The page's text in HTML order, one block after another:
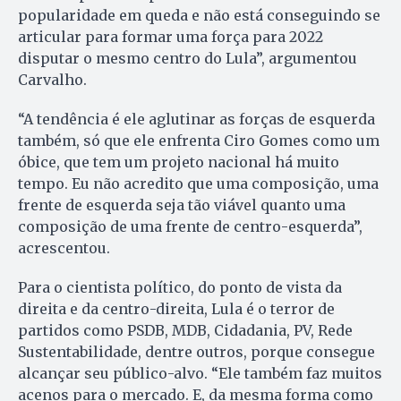
popularidade em queda e não está conseguindo se
articular para formar uma força para 2022
disputar o mesmo centro do Lula”, argumentou
Carvalho.
“A tendência é ele aglutinar as forças de esquerda
também, só que ele enfrenta Ciro Gomes como um
óbice, que tem um projeto nacional há muito
tempo. Eu não acredito que uma composição, uma
frente de esquerda seja tão viável quanto uma
composição de uma frente de centro-esquerda”,
acrescentou.
Para o cientista político, do ponto de vista da
direita e da centro-direita, Lula é o terror de
partidos como PSDB, MDB, Cidadania, PV, Rede
Sustentabilidade, dentre outros, porque consegue
alcançar seu público-alvo. “Ele também faz muitos
acenos para o mercado. E, da mesma forma como